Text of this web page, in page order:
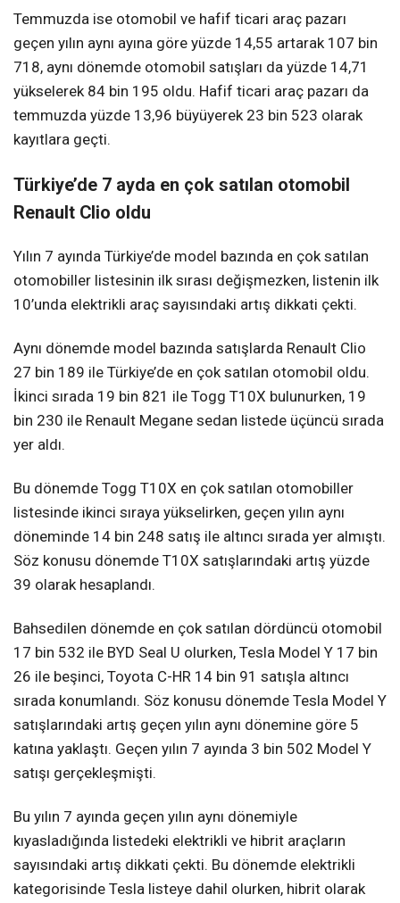
Temmuzda ise otomobil ve hafif ticari araç pazarı
geçen yılın aynı ayına göre yüzde 14,55 artarak 107 bin
718, aynı dönemde otomobil satışları da yüzde 14,71
yükselerek 84 bin 195 oldu. Hafif ticari araç pazarı da
temmuzda yüzde 13,96 büyüyerek 23 bin 523 olarak
kayıtlara geçti.
Türkiye’de 7 ayda en çok satılan otomobil
Renault Clio oldu
Yılın 7 ayında Türkiye’de model bazında en çok satılan
otomobiller listesinin ilk sırası değişmezken, listenin ilk
10’unda elektrikli araç sayısındaki artış dikkati çekti.
Aynı dönemde model bazında satışlarda Renault Clio
27 bin 189 ile Türkiye’de en çok satılan otomobil oldu.
İkinci sırada 19 bin 821 ile Togg T10X bulunurken, 19
bin 230 ile Renault Megane sedan listede üçüncü sırada
yer aldı.
Bu dönemde Togg T10X en çok satılan otomobiller
listesinde ikinci sıraya yükselirken, geçen yılın aynı
döneminde 14 bin 248 satış ile altıncı sırada yer almıştı.
Söz konusu dönemde T10X satışlarındaki artış yüzde
39 olarak hesaplandı.
Bahsedilen dönemde en çok satılan dördüncü otomobil
17 bin 532 ile BYD Seal U olurken, Tesla Model Y 17 bin
26 ile beşinci, Toyota C-HR 14 bin 91 satışla altıncı
sırada konumlandı. Söz konusu dönemde Tesla Model Y
satışlarındaki artış geçen yılın aynı dönemine göre 5
katına yaklaştı. Geçen yılın 7 ayında 3 bin 502 Model Y
satışı gerçekleşmişti.
Bu yılın 7 ayında geçen yılın aynı dönemiyle
kıyasladığında listedeki elektrikli ve hibrit araçların
sayısındaki artış dikkati çekti. Bu dönemde elektrikli
kategorisinde Tesla listeye dahil olurken, hibrit olarak